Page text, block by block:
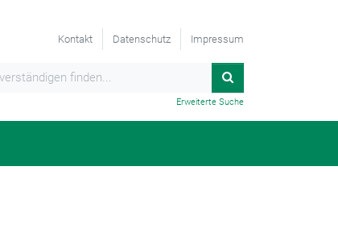
Kontakt Datenschutz Impressum
Erweiterte Suche